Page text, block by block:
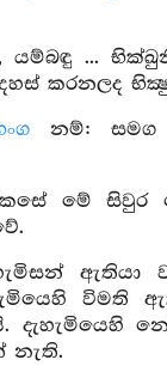
යම්බඳු ...
කරනලද
නම්: සමග
මේ සිවුර
විමති
දැහැමියෙහි
නැති.